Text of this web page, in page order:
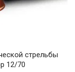
стрельбы
12/70